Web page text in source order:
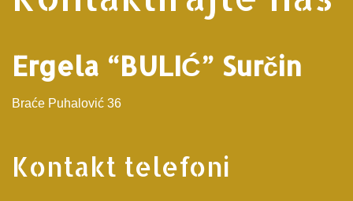
Ergela “BULIĆ” Surčin
Braće Puhalović 36
Kontakt telefoni